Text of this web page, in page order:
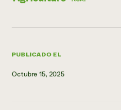
PUBLICADO EL
Octubre 15, 2025